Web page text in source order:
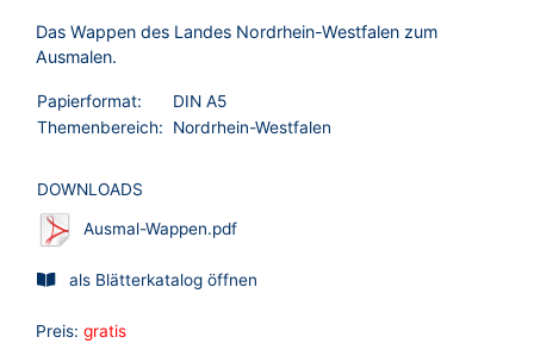
Das Wappen des Landes Nordrhein-Westfalen zum
Ausmalen.
Papierformat:
DIN A5
Themenbereich:
Nordrhein-Westfalen
DOWNLOADS
Ausmal-Wappen.pdf
als Blätterkatalog öffnen
Preis: gratis